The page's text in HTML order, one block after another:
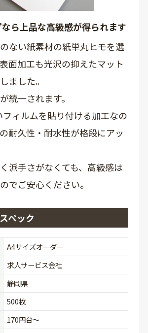
ら上品な高級感が得られます
ない紙素材の紙単丸ヒモを選
面加工も光沢の抑えたマット
ました。
統一されます。
フィルムを貼り付ける加工なの
耐久性・耐水性が格段にアッ
派手さがなくても、高級感は
でご安心ください。
ペック
A4サイズオーダー
求人サービス会社
静岡県
500枚
170円台〜